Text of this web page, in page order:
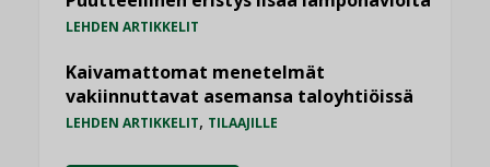
LEHDEN ARTIKKELIT
Kaivamattomat menetelmät
vakiinnuttavat asemansa taloyhtiöissä
LEHDEN ARTIKKELIT, TILAAJILLE